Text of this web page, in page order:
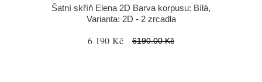
Šatní skříň Elena 2D Barva korpusu: Bílá,
Varianta: 2D - 2 zrcadla
6 190 Kč 6190.00 Kč